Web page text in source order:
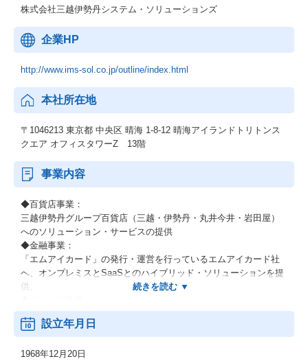
株式会社三越伊勢丹システム・ソリューションズ
企業HP
http://www.ims-sol.co.jp/outline/index.html
本社所在地
〒1046213 東京都 中央区 晴海 1-8-12 晴海アイランドトリトンス
クエア オフィスタワーZ 13階
事業内容
◆百貨店事業：
三越伊勢丹グループ百貨店（三越・伊勢丹・丸井今井・岩田屋）
へのソリューション・サービスの提供
◆金融事業：
「エムアイカード」の発行・運営を行っているエムアイカード社
へ、オンプレミスとSaaSとのハイブリッド・ソリューションを提
供。
三越伊勢丹グループの幅広いフィールドに対して、ソリューショ
ン・サービスの提供を行う。
国内大手百貨店・アパレルメーカー等に対してのソリューショ
設立年月日
1968年12月20日